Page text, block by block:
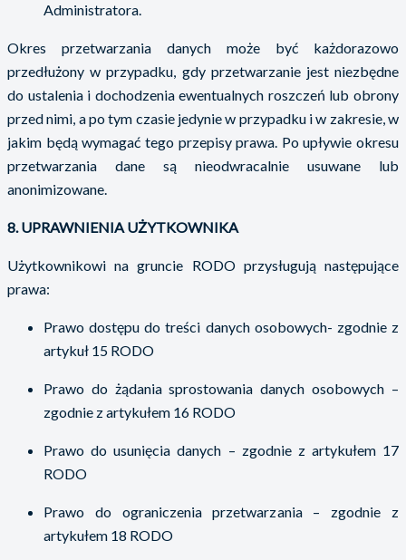
Administratora.
Okres przetwarzania danych może być każdorazowo
przedłużony w przypadku, gdy przetwarzanie jest niezbędne
do ustalenia i dochodzenia ewentualnych roszczeń lub obrony
przed nimi, a po tym czasie jedynie w przypadku i w zakresie, w
jakim będą wymagać tego przepisy prawa. Po upływie okresu
przetwarzania dane są nieodwracalnie usuwane lub
anonimizowane.
8. UPRAWNIENIA UŻYTKOWNIKA
Użytkownikowi na gruncie RODO przysługują następujące
prawa:
Prawo dostępu do treści danych osobowych- zgodnie z
artykuł 15 RODO
Prawo do żądania sprostowania danych osobowych –
zgodnie z artykułem 16 RODO
Prawo do usunięcia danych – zgodnie z artykułem 17
RODO
Prawo do ograniczenia przetwarzania – zgodnie z
artykułem 18 RODO